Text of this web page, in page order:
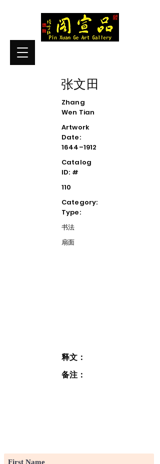
张文田
Zhang
Wen Tian
Artwork
Date:
1644–1912
Catalog
ID: #
110
Category:
Type:
书法
扇面
释文：
备注：